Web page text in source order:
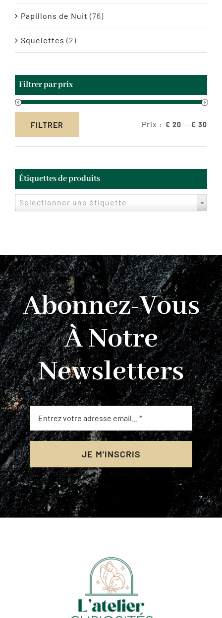
Papillons de Nuit (76)
Squelettes (2)
Filtrer par prix
min
max
FILTRER Prix : € 20 — € 30
Étiquettes de produits
Selectionner une étiquette
Abonnez-Vous
À Notre
Newsletters
JE M'INSCRIS